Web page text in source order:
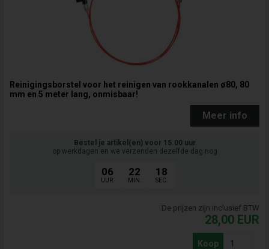
Reinigingsborstel voor het reinigen van rookkanalen ø80, 80
mm en 5 meter lang, onmisbaar!
Meer info
Bestel je artikel(en) voor 15.00 uur
op werkdagen en we verzenden dezelfde dag nog
06
UUR.
22
MIN.
17
SEC.
De prijzen zijn inclusief BTW
28,00 EUR
Koop